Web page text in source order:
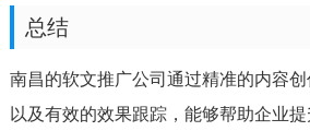
总结
南昌的软文推广公司通过精准的内容
以及有效的效果跟踪，能够帮助企业